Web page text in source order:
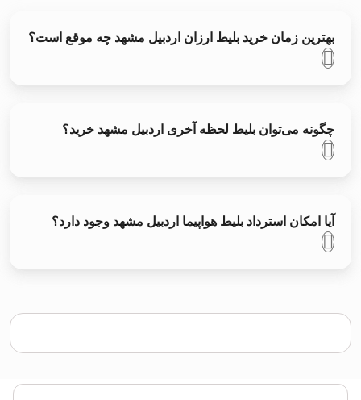
بهترین زمان خرید بلیط ارزان اردبیل مشهد چه موقع است؟
چگونه می‌توان بلیط لحظه آخری اردبیل مشهد خرید؟
آیا امکان استرداد بلیط هواپیما اردبیل مشهد وجود دارد؟